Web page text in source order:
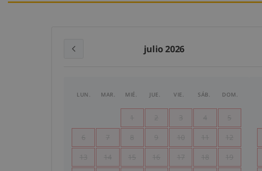
julio 2026
LUN. MAR. MIÉ. JUE. VIE. SÁB. DOM.
1 2 3 4 5
6 7 8 9 10 11 12
13 14 15 16 17 18 19